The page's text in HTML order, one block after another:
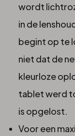
wordt
in de
begint op te
niet dat de
kleurloze
tablet werd
is opgelost.
Voor een